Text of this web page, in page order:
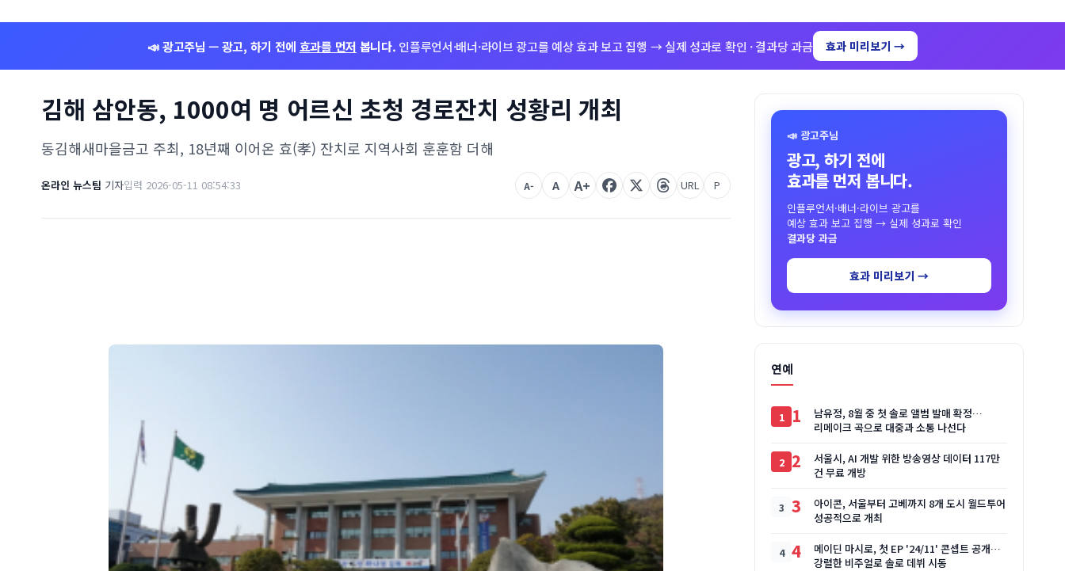
📣 광고주님 — 광고, 하기 전에 효과를 먼저 봅니다. 인플루언서·배너·라이브 광고를 예상 효과 보고 집행 → 실제 성과로 확인 · 결과당 과금 효과 미리보기 →
김해 삼안동, 1000여 명 어르신 초청 경로잔치 성황리 개최
동김해새마을금고 주최, 18년째 이어온 효(孝) 잔치로 지역사회 훈훈함 더해
온라인 뉴스팀 기자입력 2026-05-11 08:54:33 A- A A+ URL P
📣 광고주님
광고, 하기 전에
효과를 먼저 봅니다.
인플루언서·배너·라이브 광고를
예상 효과 보고 집행 → 실제 성과로 확인
결과당 과금
효과 미리보기 →
연예
1
남유정, 8월 중 첫 솔로 앨범 발매 확정…
리메이크 곡으로 대중과 소통 나선다
2
서울시, AI 개발 위한 방송영상 데이터 117만
건 무료 개방
3
아이콘, 서울부터 고베까지 8개 도시 월드투어
성공적으로 개최
4
메이딘 마시로, 첫 EP '24/11' 콘셉트 공개…
강렬한 비주얼로 솔로 데뷔 시동